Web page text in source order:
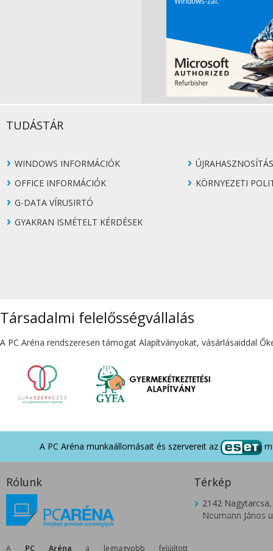
TUDÁSTÁR
WINDOWS INFORMÁCIÓK
OFFICE INFORMÁCIÓK
G-DATA VÍRUSIRTÓ
GYAKRAN ISMÉTELT KÉRDÉSEK
ÚJRAHASZNOSÍTÁS
KÖRNYEZETI
Társadalmi felelősségvállalás
A PC Aréna rendszeresen támogat Alapítványokat, vásárlásaiddal
A PC Aréna munkaállomásait és szervereit az
Rólunk Térkép
A PC Aréna a legnagyobb felújított
2142 Nagytarcsa,
Neumann János